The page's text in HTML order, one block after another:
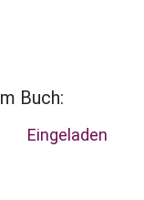
Buch:
Eingeladen